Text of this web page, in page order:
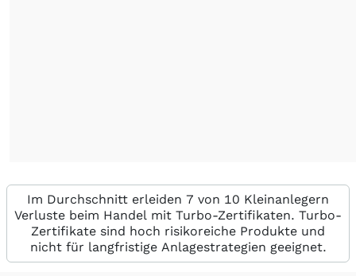
Im Durchschnitt erleiden 7 von 10 Kleinanlegern
Verluste beim Handel mit Turbo-Zertifikaten. Turbo-
Zertifikate sind hoch risikoreiche Produkte und
nicht für langfristige Anlagestrategien geeignet.